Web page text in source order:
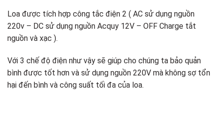
Loa được tích hợp công tắc điện 2 ( AC sử dụng nguồn
220v – DC sử dụng nguồn Acquy 12V – OFF Charge tắt
nguồn và xạc ).
Với 3 chế độ điện như vậy sẽ giúp cho chúng ta bảo quản
bình được tốt hơn và sử dụng nguồn 220V mà không sợ tổn
hại đến bình và công suất tối đa của loa.